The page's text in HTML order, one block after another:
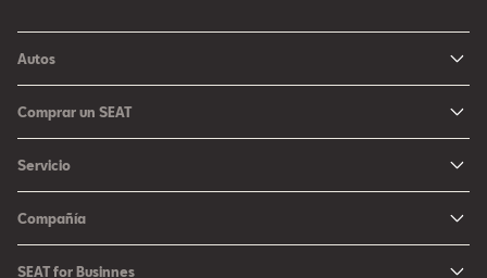
Autos
Arona
León
Ateca
Comprar un SEAT
Configurador SEAT
Promociones
Fichas Técnicas
Servicio
Campaña Bolsas de Aire
Compañía
SEAT for Businnes